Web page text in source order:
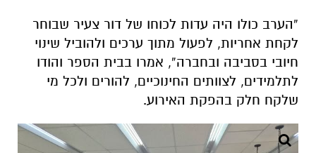
“הערב כולו היה עדות לכוחו של דור צעיר שבוחר
לקחת אחריות, לפעול מתוך ערכים ולהוביל שינוי
חיובי בסביבה ובחברה”, אמרו בבית הספר והודו
לתלמידים, לצוותים החינוכיים, להורים ולכל מי
שלקח חלק בהפקת האירוע.